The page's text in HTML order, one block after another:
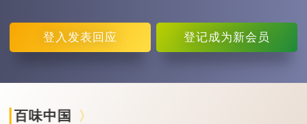
登入 发表回应 登记成为新会员
百味中国